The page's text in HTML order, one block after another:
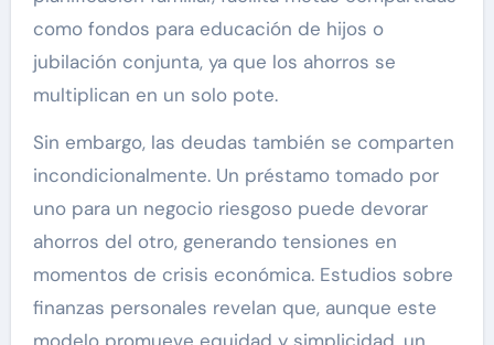
como fondos para educación de hijos o
jubilación conjunta, ya que los ahorros se
multiplican en un solo pote.
Sin embargo, las deudas también se comparten
incondicionalmente. Un préstamo tomado por
uno para un negocio riesgoso puede devorar
ahorros del otro, generando tensiones en
momentos de crisis económica. Estudios sobre
finanzas personales revelan que, aunque este